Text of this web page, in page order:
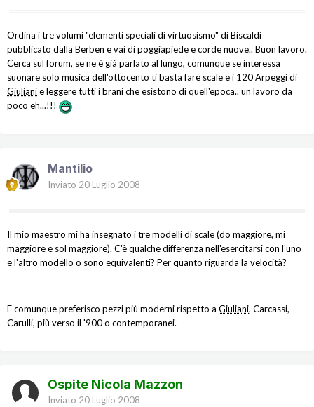
Ordina i tre volumi "elementi speciali di virtuosismo" di Biscaldi
pubblicato dalla Berben e vai di poggiapiede e corde nuove.. Buon lavoro.
Cerca sul forum, se ne è già parlato al lungo, comunque se interessa
suonare solo musica dell'ottocento ti basta fare scale e i 120 Arpeggi di
Giulianie leggere tutti i brani che esistono di quell'epoca.. un lavoro da
poco eh...!!!
Mantilio
Inviato 20 Luglio 2008
Il mio maestro mi ha insegnato i tre modelli di scale (do maggiore, mi
maggiore e sol maggiore). C'è qualche differenza nell'esercitarsi con l'uno
e l'altro modello o sono equivalenti? Per quanto riguarda la velocità?
E comunque preferisco pezzi più moderni rispetto a Giuliani, Carcassi,
Carulli, più verso il '900 o contemporanei.
Ospite Nicola Mazzon
Inviato 20 Luglio 2008